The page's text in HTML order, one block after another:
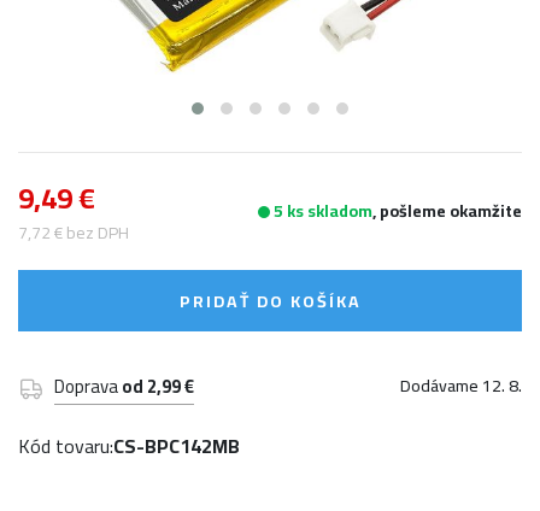
9,49 €
7,72 € bez DPH
5 ks skladom, pošleme okamžite
PRIDAŤ DO KOŠÍKA
Dopravaod 2,99 € Dodávame 12. 8.
Kód tovaru:CS-BPC142MB